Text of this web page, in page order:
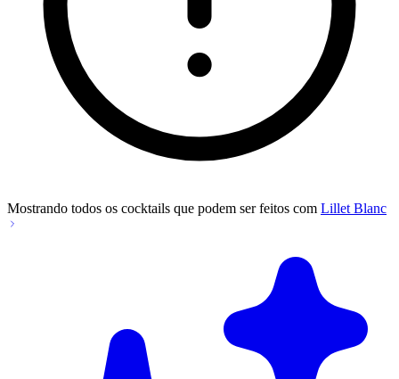
Mostrando todos os cocktails que podem ser feitos com Lillet Blanc